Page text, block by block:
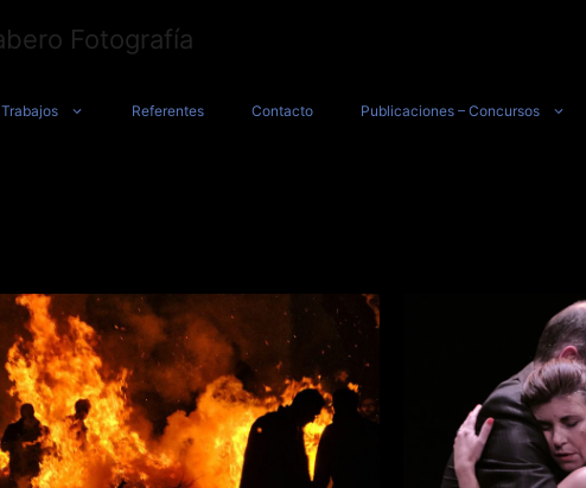
Fotografía
Trabajos Referentes Contacto Publicaciones – Concursos